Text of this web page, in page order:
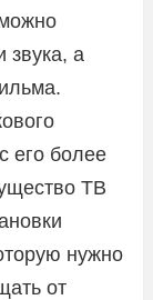
звука, а
его более
ТВ
нужно
от